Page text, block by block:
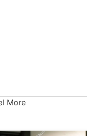
More